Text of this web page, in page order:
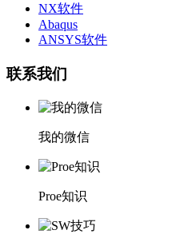
NX软件
Abaqus
ANSYS软件
联系我们
我的微信
Proe知识